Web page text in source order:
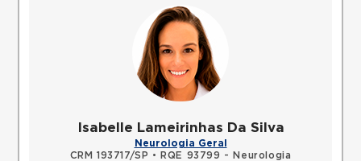
Isabelle Lameirinhas Da Silva
Neurologia Geral
CRM 193717/SP •
RQE 93799 - Neurologia